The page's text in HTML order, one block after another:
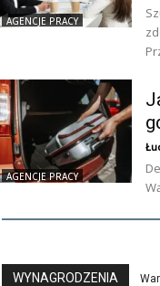
AGENCJE PRACY
AGENCJE PRACY
WYNAGRODZENIA